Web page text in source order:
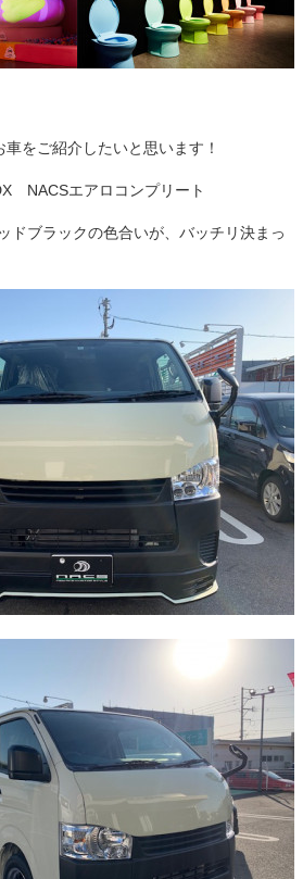
をご紹介したいと思います！
NACSエアロコンプリート
ドブラックの色合いが、バッチリ決まっ